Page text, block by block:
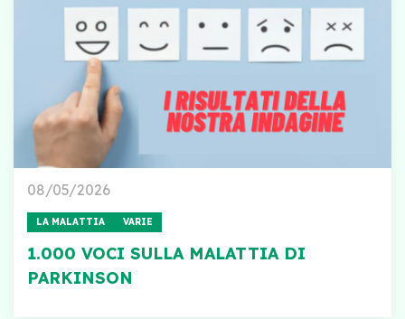
08/05/2026
LA MALATTIA VARIE
1.000 VOCI SULLA MALATTIA DI
PARKINSON